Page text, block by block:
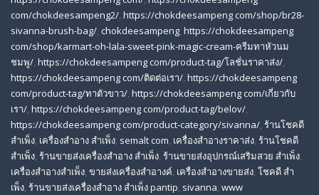
com/chokdeesampeng2/, https://chokdeesampeng com/shop/br28-
sivanna-brush-bag/, chokdeesampeng, https://chokdeesampeng
com/shop/karmart-oh-lala-sweet-pink-magic-cream-ครีมทาหัวนม
ชมพู/, https://chokdeesampeng com/product-tag/โลชั่นราคาส่ง/,
https://chokdeesampeng com/ติดต่อเรา/, https://chokdeesampeng
com/product-tag/ทาตัวขาว/, https://chokdeesampeng com/เกี่ยวกับ
เรา/, https://chokdeesampeng com/product-tag/belov/,
https://chokdeesampeng com/product-category/sivanna/, ร้านโชคดี
สําเพ็ง, เครื่องสำอาง สำเพ็ง, semalt com, เครื่องสำอางราคาส่ง, ร้านโชคดี
สำเพ็ง, ร้านขายส่งเครื่องสําอาง สําเพ็ง, ร้านขายส่งอุปกรณ์เสริมสวย สําเพ็ง,
เครื่องสำอางสำเพ็ง, ขายส่งเครื่องสำอางค์, เครื่องสำอางขายส่ง, โชคดี สํา
เพ็ง, ร้านขายส่งเครื่องสําอาง สําเพ็ง pantip, sivanna, www